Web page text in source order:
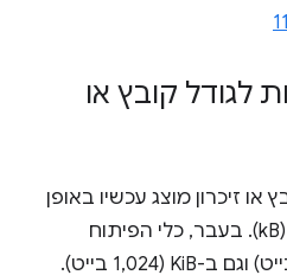
לגודל קובץ או
זיכרון מוצג עכשיו באופן
עקבי ביחידות של קילובייט (kB). בעבר, כלי הפיתוח
השתמשו גם ב-kB (1,000 בייט) וגם ב-KiB (1,024 בייט).